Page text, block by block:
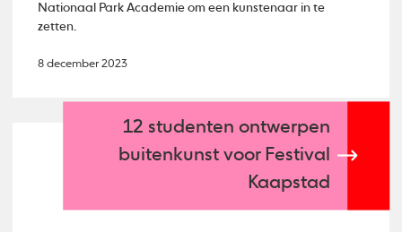
Nationaal Park Academie om een kunstenaar in te
zetten.
8 december 2023
12 studenten ontwerpen
buitenkunst voor Festival
Kaapstad